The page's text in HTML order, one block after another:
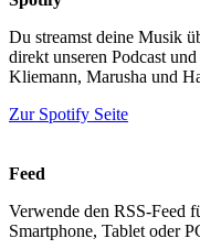
Du streamst deine Musik
direkt unseren Podcast
Kliemann, Marusha und
Zur Spotify Seite
Feed
Verwende den RSS-Feed
Smartphone, Tablet oder